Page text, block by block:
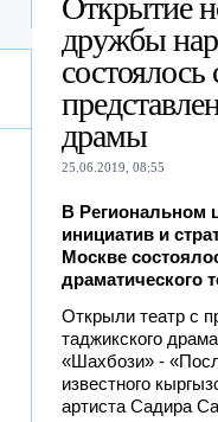
Открытие
дружбы
состоялось
драмы
25.06.2019, 08:55
В Региональном
инициатив и
Москве
драматического
Открыли театр с
таджикского
«Шахбози» -
известного
артиста Садира